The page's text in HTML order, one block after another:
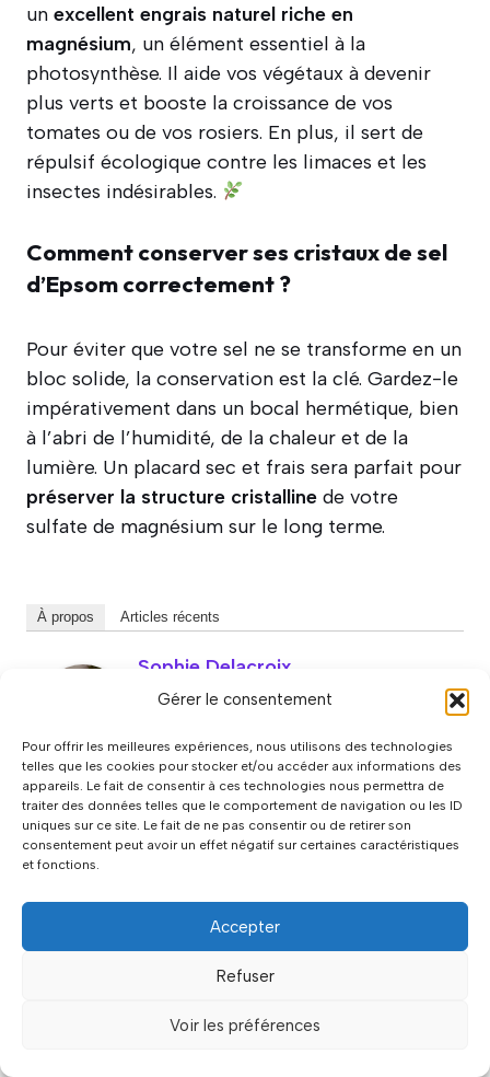
Gérer le consentement
Pour offrir les meilleures expériences, nous utilisons des technologies
telles que les cookies pour stocker et/ou accéder aux informations des
appareils. Le fait de consentir à ces technologies nous permettra de
traiter des données telles que le comportement de navigation ou les ID
uniques sur ce site. Le fait de ne pas consentir ou de retirer son
consentement peut avoir un effet négatif sur certaines caractéristiques
et fonctions.
Accepter
Refuser
Voir les préférences
un excellent engrais naturel riche en
magnésium, un élément essentiel à la
photosynthèse. Il aide vos végétaux à devenir
plus verts et booste la croissance de vos
tomates ou de vos rosiers. En plus, il sert de
répulsif écologique contre les limaces et les
insectes indésirables.
Comment conserver ses cristaux de sel
d’Epsom correctement ?
Pour éviter que votre sel ne se transforme en un
bloc solide, la conservation est la clé. Gardez-le
impérativement dans un bocal hermétique, bien
à l’abri de l’humidité, de la chaleur et de la
lumière. Un placard sec et frais sera parfait pour
préserver la structure cristalline de votre
sulfate de magnésium sur le long terme.
À propos Articles récents
Sophie Delacroix
Passionnée par les relations humaines
depuis toujours, j'ai choisi de faire de
l'accompagnement relationnel mon métier.
Mon parcours personnel dans le
polyamour m'a ouvert les yeux sur la diversité des façons
d'aimer. Thérapeute depuis 8 ans, je partage avec vous
mes connaissances professionnelles et mon expérience
personnelle pour vous aider à construire des relations